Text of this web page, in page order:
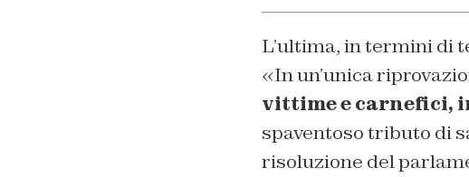
L’ultima, in termini di
«In un’unica
vittime e carnefici,
spaventoso tributo di
risoluzione del